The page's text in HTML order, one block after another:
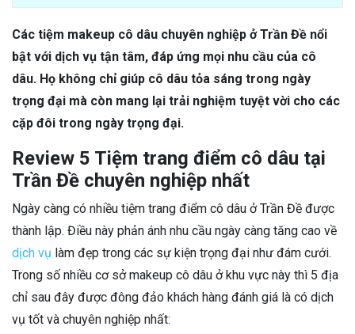
Các tiệm makeup cô dâu chuyên nghiệp ở Trần Đề nổi
bật với dịch vụ tận tâm, đáp ứng mọi nhu cầu của cô
dâu. Họ không chỉ giúp cô dâu tỏa sáng trong ngày
trọng đại mà còn mang lại trải nghiệm tuyệt vời cho các
cặp đôi trong ngày trọng đại.
Review 5 Tiệm trang điểm cô dâu tại
Trần Đề chuyên nghiệp nhất
Ngày càng có nhiều tiệm trang điểm cô dâu ở Trần Đề được
thành lập. Điều này phản ánh nhu cầu ngày càng tăng cao về
dịch vụ làm đẹp trong các sự kiện trọng đại như đám cưới.
Trong số nhiều cơ sở makeup cô dâu ở khu vực này thì 5 địa
chỉ sau đây được đông đảo khách hàng đánh giá là có dịch
vụ tốt và chuyên nghiệp nhất: